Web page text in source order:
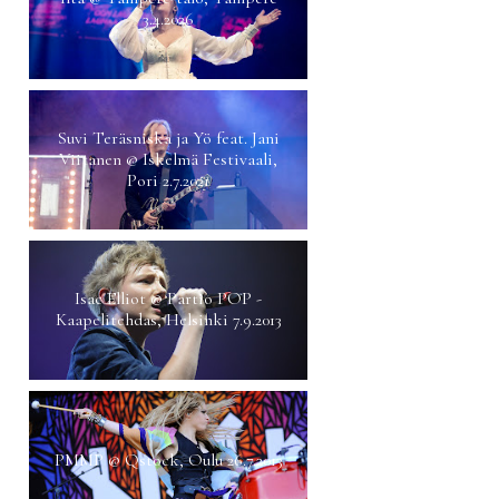
3.4.2026
Suvi Teräsniska ja Yö feat. Jani
Viitanen @ Iskelmä Festivaali,
Pori 2.7.2021
Isac Elliot @ Partio POP -
Kaapelitehdas, Helsinki 7.9.2013
PMMP @ Qstock, Oulu 26.7.2013